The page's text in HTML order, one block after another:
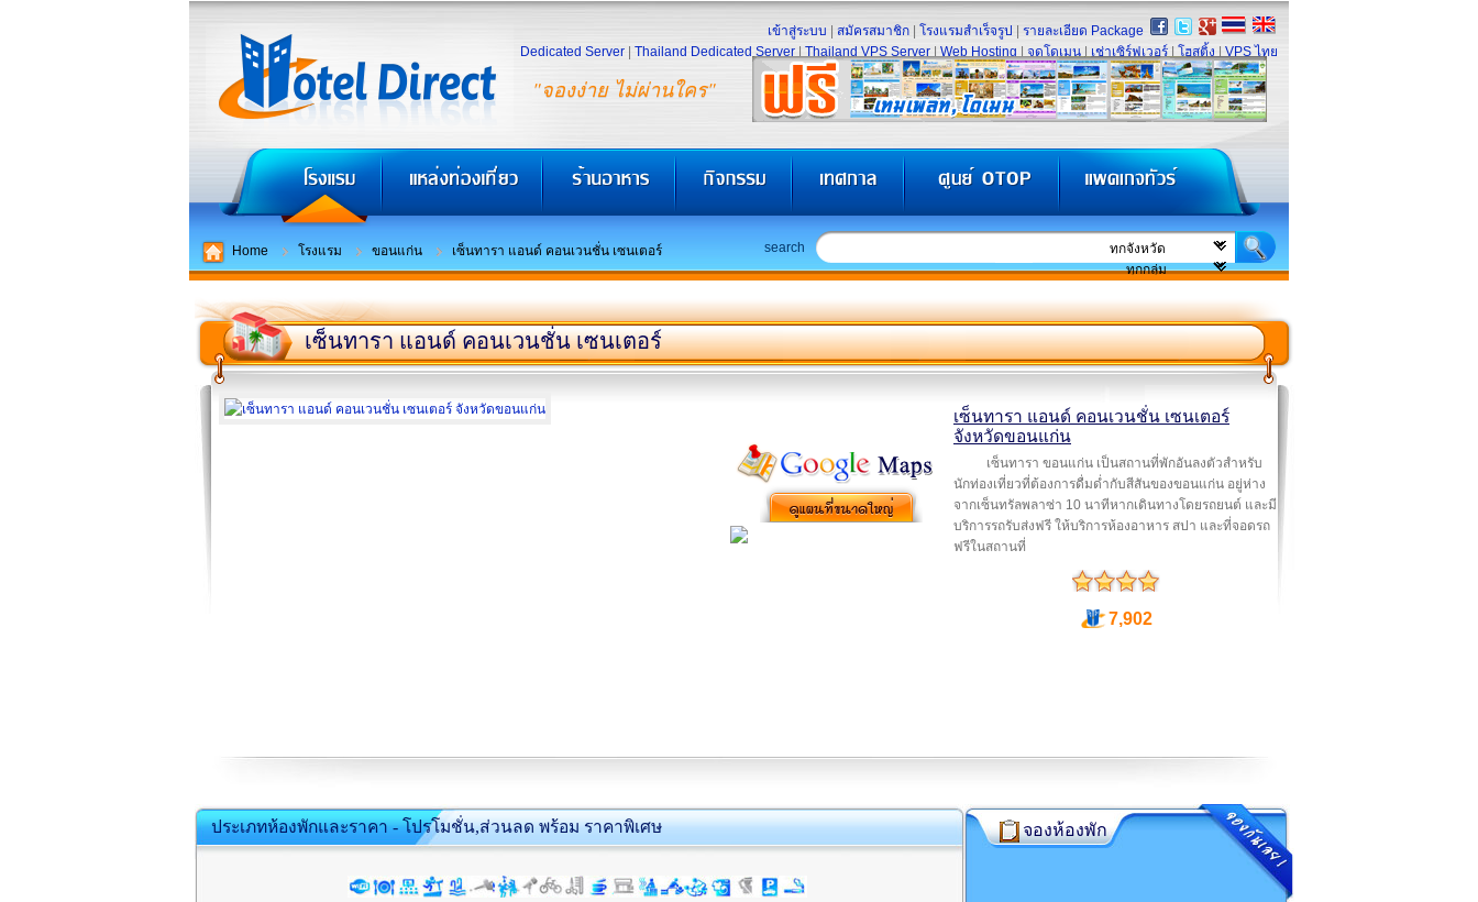
"จองง่าย ไม่ผ่านใคร"
เข้าสู่ระบบ สมัครสมาชิก โรงแรมสำเร็จรูป
รายละเอียด Package
Dedicated Server
Thailand Dedicated Server Thailand VPS Server Web Hosting จดโดเมน เช่าเซิร์ฟเวอร์ โฮสติ้ง VPS ไทย
Home โรงแรม ขอนแก่น เซ็นทารา แอนด์ คอนเวนชั่น เซนเตอร์ search
เซ็นทารา แอนด์ คอนเวนชั่น เซนเตอร์
เซ็นทารา แอนด์ คอนเวนชั่น เซนเตอร์
จังหวัดขอนแก่น
เซ็นทารา ขอนแก่น เป็นสถานที่พักอันลงตัวสำหรับ
นักท่องเที่ยวที่ต้องการดื่มด่ำกับสีสันของขอนแก่น อยู่ห่าง
จากเซ็นทรัลพลาซ่า 10 นาทีหากเดินทางโดยรถยนต์ และมี
บริการรถรับส่งฟรี ให้บริการห้องอาหาร สปา และที่จอดรถ
ฟรีในสถานที่
7,902
ประเภทห้องพักและราคา - โปรโมชั่น,ส่วนลด พร้อม ราคาพิเศษ จองห้องพัก